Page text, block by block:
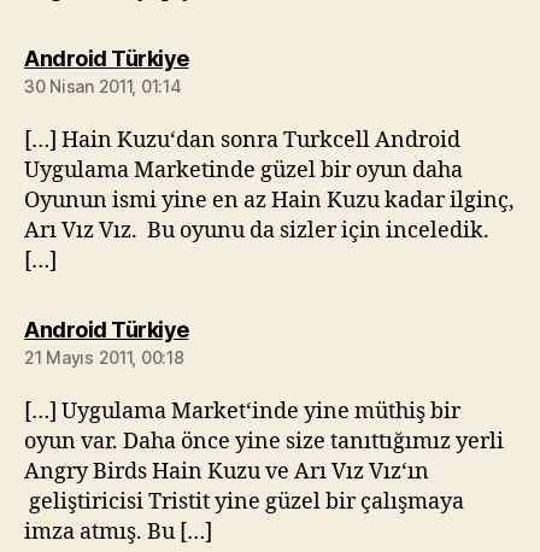
Android Türkiyediyorki:
30 Nisan 2011, 01:14
[…] Hain Kuzu‘dan sonra Turkcell Android
Uygulama Marketinde güzel bir oyun daha
Oyunun ismi yine en az Hain Kuzu kadar ilginç,
Arı Vız Vız. Bu oyunu da sizler için inceledik.
[…]
Android Türkiyediyorki:
21 Mayıs 2011, 00:18
[…] Uygulama Market‘inde yine müthiş bir
oyun var. Daha önce yine size tanıttığımız yerli
Angry Birds Hain Kuzu ve Arı Vız Vız‘ın
geliştiricisi Tristit yine güzel bir çalışmaya
imza atmış. Bu […]